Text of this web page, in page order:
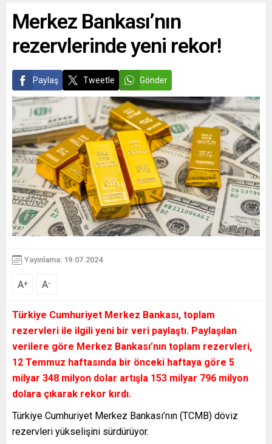
Merkez Bankası’nın
rezervlerinde yeni rekor!
Paylaş Tweetle Gönder
Yayınlama: 19.07.2024
A+ A-
Türkiye Cumhuriyet Merkez Bankası, toplam
rezervleri ile ilgili yeni bir veri paylaştı. Paylaşılan
verilere göre Merkez Bankası’nın toplam rezervleri,
12 Temmuz haftasında bir önceki haftaya göre 5
milyar 348 milyon dolar artışla 153 milyar 796 milyon
dolara çıkarak rekor kırdı.
Türkiye Cumhuriyet Merkez Bankası’nın (TCMB) döviz
rezervleri yükselişini sürdürüyor.